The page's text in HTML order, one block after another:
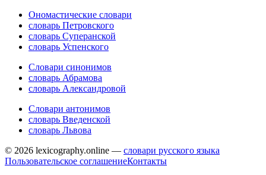
Ономастические словари
словарь Петровского
словарь Суперанской
словарь Успенского
Словари синонимов
словарь Абрамова
словарь Александровой
Словари антонимов
словарь Введенской
словарь Львова
© 2026 lexicography.online — словари русского языка
Пользовательское соглашениеКонтакты